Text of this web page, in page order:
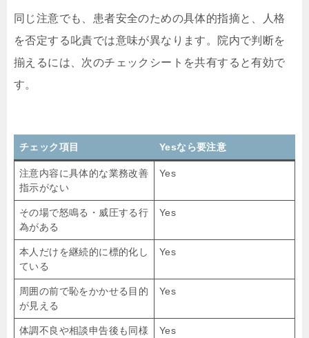
同じ注意でも、患者安全のための具体的指摘と、人格
を否定する叱責では意味が異なります。院内で判断を
揃えるには、次のチェックシートを共有すると有効で
す。
チェック項目 Yesなら要注意
注意内容に具体的な業務改善
指示がない
Yes
その場で怒鳴る・威圧する行
為がある
Yes
本人だけを継続的に標的化し
ている
Yes
周囲の前で恥をかかせる目的
が見える
Yes
体調不良や相談申告後も同様
Yes